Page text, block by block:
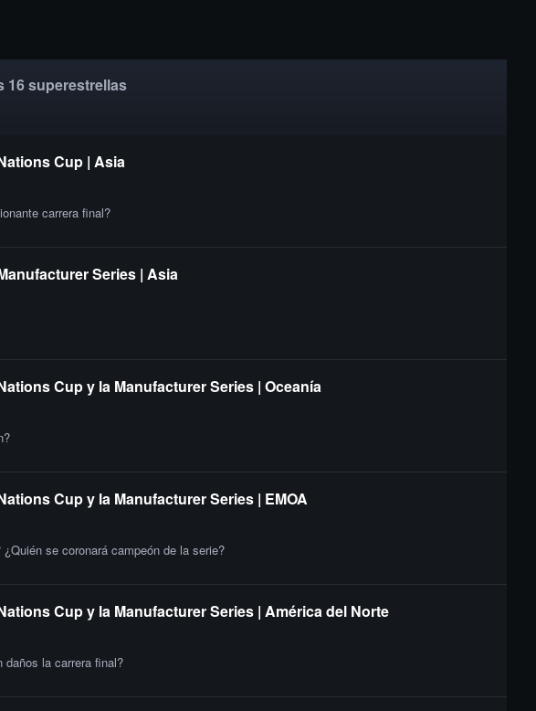
16 superestrellas
Cup | Asia
carrera final?
Series | Asia
Cup y la Manufacturer Series | Oceanía
Cup y la Manufacturer Series | EMOA
se coronará campeón de la serie?
Cup y la Manufacturer Series | América del Norte
daños la carrera final?